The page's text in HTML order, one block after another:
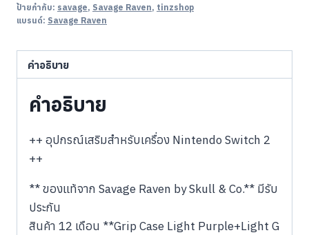
ป้ายกำกับ: savage, Savage Raven, tinzshop
แบรนด์: Savage Raven
คำอธิบาย
คำอธิบาย
++ อุปกรณ์เสริมสำหรับเครื่อง Nintendo Switch 2
++
** ของแท้จาก Savage Raven by Skull & Co.** มีรับ
ประกัน
สินค้า 12 เดือน **Grip Case Light Purple+Light G